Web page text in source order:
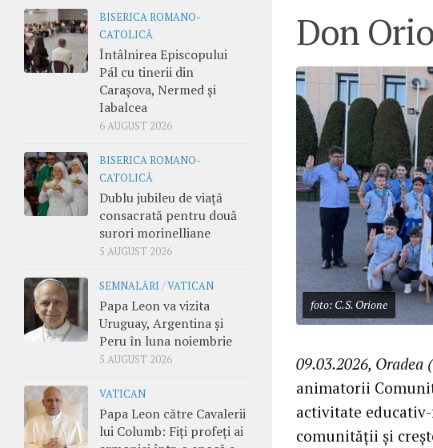
Don
foto: C.S. Orione
09.03.2026, Oradea
animatorii
activitate
comunității și
BISERICA ROMANO-
CATOLICĂ
Întâlnirea Episcopului
Pál cu tinerii din
Carașova, Nermed și
Iabalcea
6 AUGUST 2026
BISERICA ROMANO-
CATOLICĂ
Dublu jubileu de viață
consacrată pentru două
surori morinelliane
5 AUGUST 2026
SEMNALĂRI /VATICAN
Papa Leon va vizita
Uruguay, Argentina și
Peru în luna noiembrie
5 AUGUST 2026
VATICAN
Papa Leon către Cavalerii
lui Columb: Fiți profeți ai